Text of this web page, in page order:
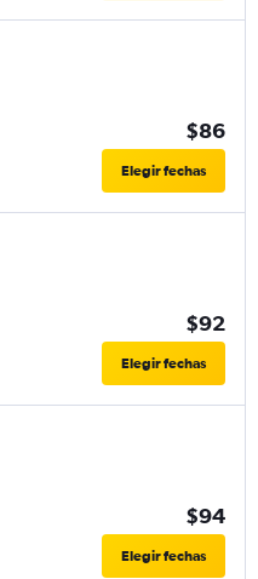
$86
Elegir fechas
$92
Elegir fechas
$94
Elegir fechas